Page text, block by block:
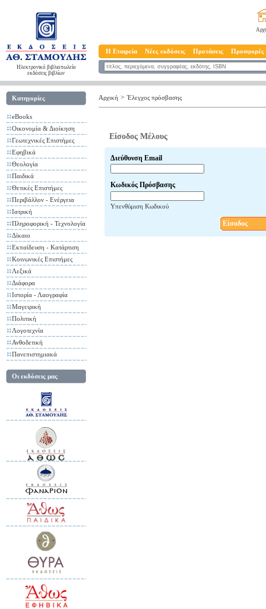
Ηλεκτρονικό βιβλιοπωλείο
εκδόσεις βιβλίων
Η Εταιρεία Νέες εκδόσεις Προτάσεις Προσφορές
Κατηγορίες
eBooks
Οικονομία & Διοίκηση
Γεωτεχνικές Επιστήμες
Εφηβικά
Θεολογία
Παιδικά
Θετικές Επιστήμες
Περιβάλλον - Ενέργεια
Ιατρική
Πληροφορική - Τεχνολογία
Δίκαιο
Εκπαίδευση - Κατάρτιση
Κοινωνικές Επιστήμες
Λεξικά
Διάφορα
Ιστορία - Λαογραφία
Μαγειρική
Πολιτική
Λογοτεχνία
Ανθοδετική
Πανεπιστημιακά
Οι εκδόσεις μας
Αρχική > Έλεγχος πρόσβασης
Είσοδος Μέλους
Διεύθυνση Email
Κωδικός Πρόσβασης
Υπενθύμιση Κωδικού
Είσοδος